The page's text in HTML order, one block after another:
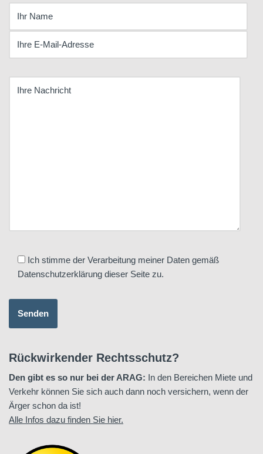
Ich stimme der Verarbeitung meiner Daten gemäß
Datenschutzerklärung dieser Seite zu.
Rückwirkender Rechtsschutz?
Den gibt es so nur bei der ARAG: In den Bereichen Miete und
Verkehr können Sie sich auch dann noch versichern, wenn der
Ärger schon da ist!
Alle Infos dazu finden Sie hier.